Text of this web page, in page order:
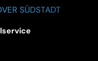
SÜDSTADT